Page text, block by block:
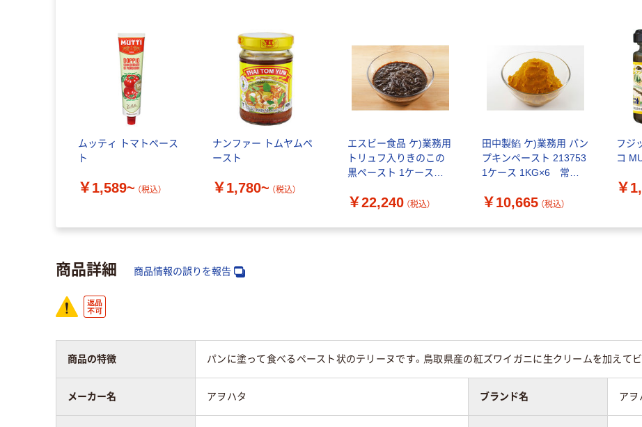
ムッティ トマトペース
ト
￥1,589~ （税込）
ナンファー トムヤムペ
ースト
￥1,780~ （税込）
エスビー食品 ケ)業務用
トリュフ入りきのこの
黒ペースト 1ケース
品）
￥22,240 （税込）
田中製餡 ケ)業務用 パン
プキンペースト 213753
1ケース 1KG×6 常温
￥10,665 （税込）
フジ
コ
￥
商品詳細 商品情報の誤りを報告
商品の特徴 パンに塗って食べるペースト状のテリーヌです。鳥取県産の紅ズワイガニに生クリームを加えてビ
メーカー名 アヲハタ ブランド名 アヲ